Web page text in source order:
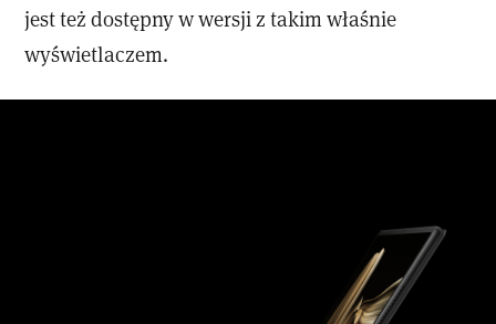
jest też dostępny w wersji z takim właśnie
wyświetlaczem.